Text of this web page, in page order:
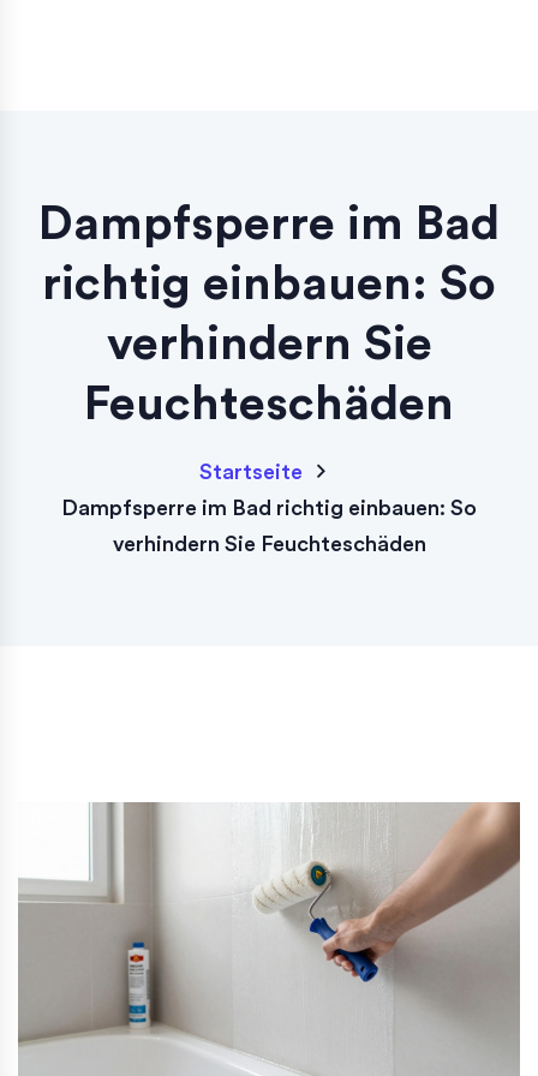
Dampfsperre im Bad
richtig einbauen: So
verhindern Sie
Feuchteschäden
Startseite
Dampfsperre im Bad richtig einbauen: So
verhindern Sie Feuchteschäden